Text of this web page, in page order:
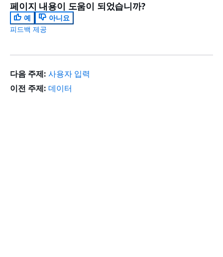
페이지 내용이 도움이 되었습니까?
예
아니요
피드백 제공
다음 주제: 사용자 입력
이전 주제: 데이터